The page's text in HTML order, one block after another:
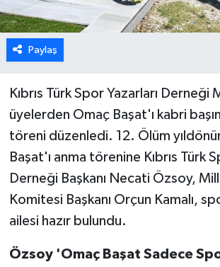
Paylaş
Kıbrıs Türk Spor Yazarları Derneği
üyelerden Omaç Başat'ı kabri
töreni düzenledi. 12. Ölüm
Başat'ı anma törenine Kıbrıs Türk
Derneği Başkanı Necati Özsoy,
Komitesi Başkanı Orçun Kamalı,
ailesi hazır bulundu.
Özsoy 'Omaç Başat Sadece
İÇ HABERLER
KÜLTÜR SANAT
LAPTA
LEFKOŞA
MAGAZİN
Nöbetçi Eczaneler
ÖZEL HABER